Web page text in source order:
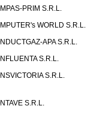
PRIM S.R.L.
WORLD S.R.L.
APA S.R.L.
S.R.L.
S.R.L.
S.R.L.